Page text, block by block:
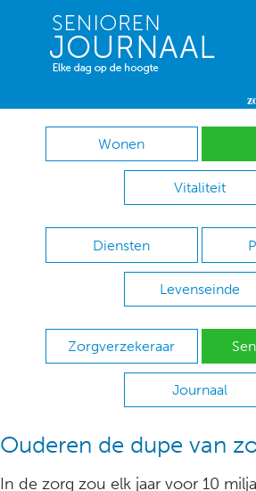
Wonen
Vitaliteit
Diensten
Levenseinde
Zorgverzekeraar
Journaal
Ouderen de dupe van
In de zorg zou elk jaar voor 10